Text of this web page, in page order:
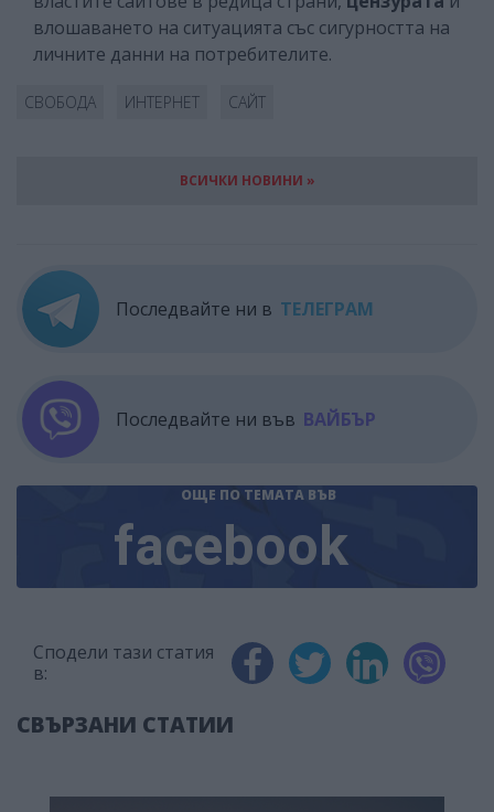
влошаването на ситуацията със сигурността на
личните данни на потребителите.
СВОБОДА ИНТЕРНЕТ САЙТ
ВСИЧКИ НОВИНИ »
Последвайте ни в ТЕЛЕГРАМ
Последвайте ни във ВАЙБЪР
ОЩЕ ПО ТЕМАТА ВЪВ
facebook
Сподели тази статия
в:
СВЪРЗАНИ СТАТИИ